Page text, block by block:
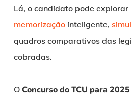
Lá, o candidato pode explorar
memorizaçãointeligente,
quadros comparativos das
cobradas.
O Concurso do TCU para 2025